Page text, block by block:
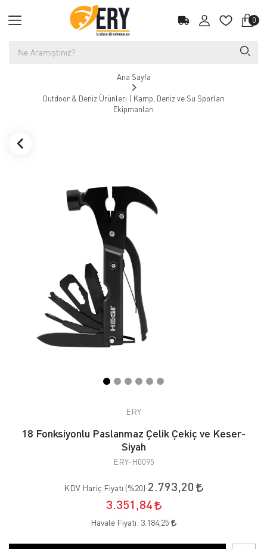
0
Ana Sayfa
Outdoor & Deniz Ürünleri | Kamp, Deniz ve Su Sporları
Ekipmanları
ERY
18 Fonksiyonlu Paslanmaz Çelik Çekiç ve Keser-
Siyah
ERY-H0095
KDV Hariç Fiyatı (%20):2.793,20
3.351,84
Havale Fiyatı: 3.184,25